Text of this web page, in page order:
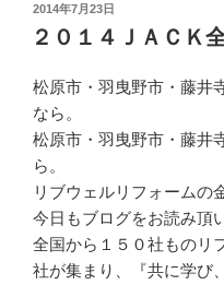
投
稿
日:
2014年7月23日
２０１４ＪＡＣＫ
松原市・羽曳野市・藤井
なら。
松原市・羽曳野市・藤井
ら。
リブウェルリフォームの
今日もブログをお読み頂
全国から１５０社ものリ
社が集まり、『共に学び